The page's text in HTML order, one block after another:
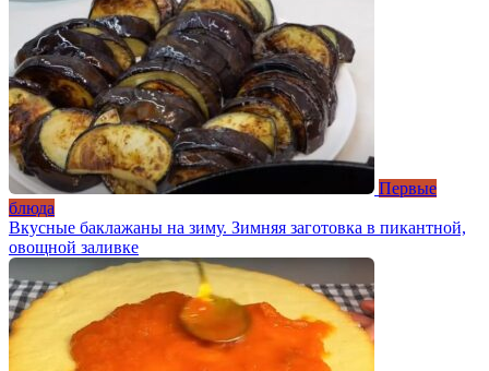
Первые
блюда
Вкусные баклажаны на зиму. Зимняя заготовка в пикантной,
овощной заливке